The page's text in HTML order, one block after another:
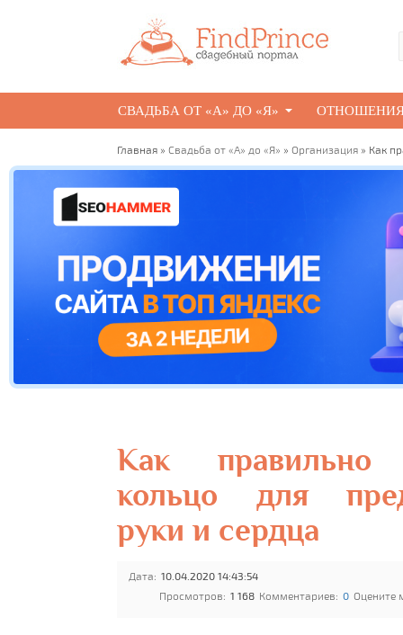
СВАДЬБА ОТ «А» ДО «Я»
Главная » Свадьба от «А» до «Я» » Организация » Как
Как правильно
кольцо для
руки и сердца
Дата: 10.04.2020 14:43:54
Просмотров: 1 168 Комментариев: 0 Оцените